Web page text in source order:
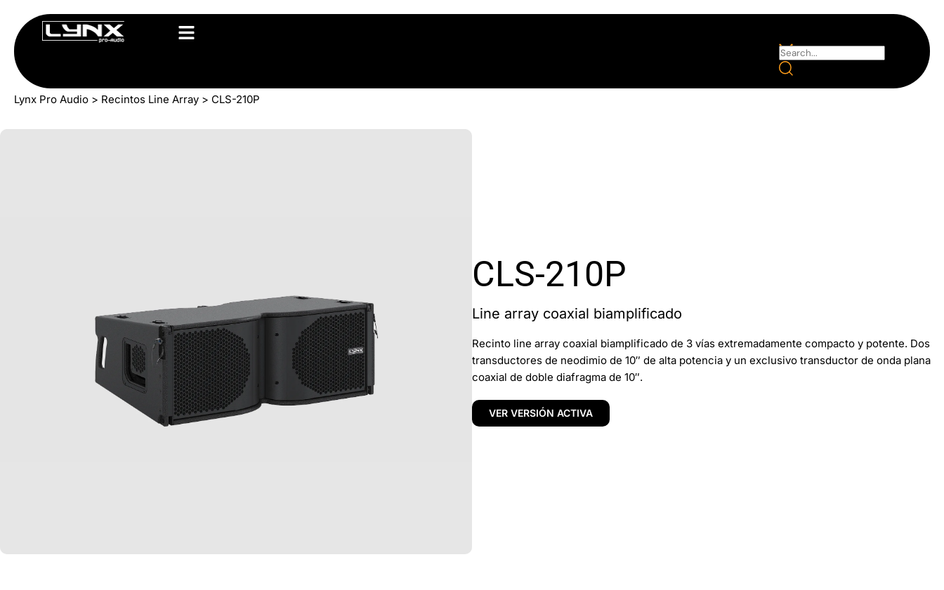
Lynx Pro Audio > Recintos Line Array > CLS-210P
CLS-210P
Line array coaxial biamplificado
Recinto line array coaxial biamplificado de 3 vías extremadamente compacto y potente. Dos
transductores de neodimio de 10″ de alta potencia y un exclusivo transductor de onda plana
coaxial de doble diafragma de 10″.
VER VERSIÓN ACTIVA